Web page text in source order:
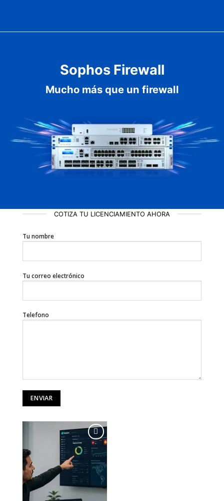
Sophos Firewall
Mucho más que un firewall
COTIZA TU LICENCIAMIENTO AHORA
Tu nombre
Tu correo electrónico
Telefono
Add to
wishlist